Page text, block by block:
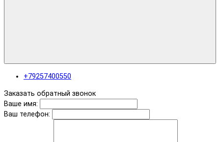
+79257400550
Заказать обратный звонок
Ваше имя:
Ваш телефон: